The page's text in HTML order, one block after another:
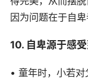
因为问题在于自卑
10. 自卑源于感
• 童年时，小若对